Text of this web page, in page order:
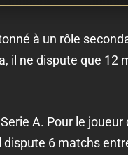
à un rôle
il ne dispute que 12
A. Pour le joueur
6 matchs